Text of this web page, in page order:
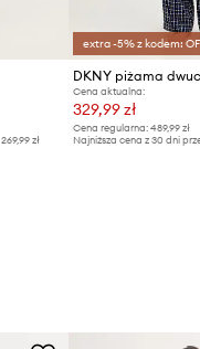
269,99 zł
extra -5% z kodem:
Cena aktualna:
329,99 zł
Cena regularna:489,99 zł
Najniższa cena z 30 dni